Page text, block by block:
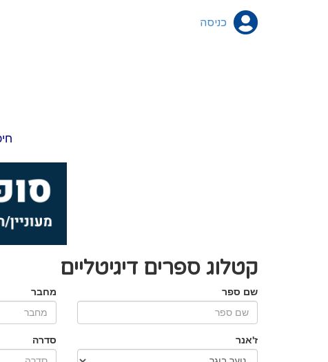
כניסה
קטלוג ספרים דיגיטליים
שם ספר מחבר
ז'אנר סדרה